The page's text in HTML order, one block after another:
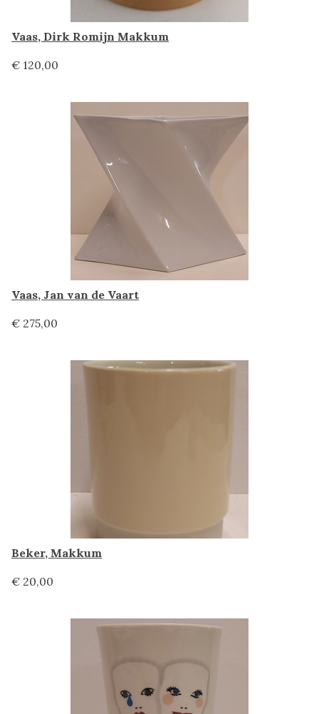
Vaas, Dirk Romijn Makkum
€ 120,00
Vaas, Jan van de Vaart
€ 275,00
Beker, Makkum
€ 20,00